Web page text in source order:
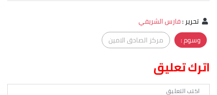
تحرير:فارس الشريفي
وسوم :
مركز الصادق الامين
اترك تعليق